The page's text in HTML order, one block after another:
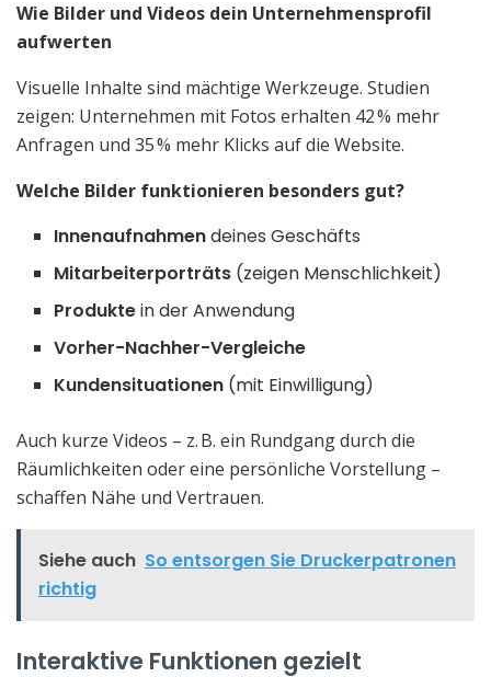
Wie Bilder und Videos dein Unternehmensprofil
aufwerten
Visuelle Inhalte sind mächtige Werkzeuge. Studien
zeigen: Unternehmen mit Fotos erhalten 42 % mehr
Anfragen und 35 % mehr Klicks auf die Website.
Welche Bilder funktionieren besonders gut?
Innenaufnahmendeines Geschäfts
Mitarbeiterporträts (zeigen Menschlichkeit)
Produktein der Anwendung
Vorher-Nachher-Vergleiche
Kundensituationen (mit Einwilligung)
Auch kurze Videos – z. B. ein Rundgang durch die
Räumlichkeiten oder eine persönliche Vorstellung –
schaffen Nähe und Vertrauen.
Siehe auch So entsorgen Sie Druckerpatronen
richtig
Interaktive Funktionen gezielt